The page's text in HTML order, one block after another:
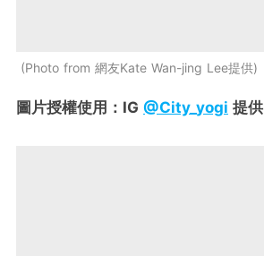
Photo from 網友Kate Wan-jing Lee提供
圖片授權使用：IG @City_yogi 提供